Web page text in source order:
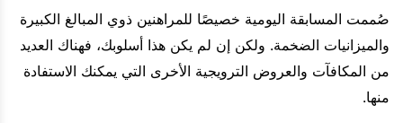
صُممت المسابقة اليومية خصيصًا للمراهنين ذوي المبالغ الكبيرة
والميزانيات الضخمة. ولكن إن لم يكن هذا أسلوبك، فهناك العديد
من المكافآت والعروض الترويجية الأخرى التي يمكنك الاستفادة
منها.